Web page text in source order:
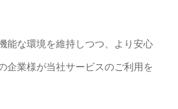
能な環境を維持しつつ、より安心
企業様が当社サービスのご利用を